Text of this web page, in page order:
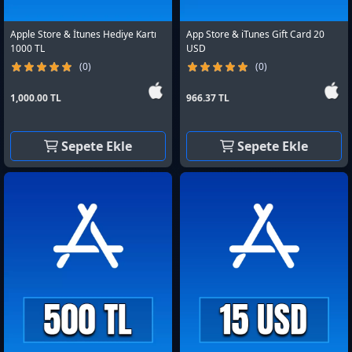
Apple Store & İtunes Hediye Kartı
1000 TL
(0)
1,000.00 TL
Sepete Ekle
App Store & iTunes Gift Card 20
USD
(0)
966.37 TL
Sepete Ekle